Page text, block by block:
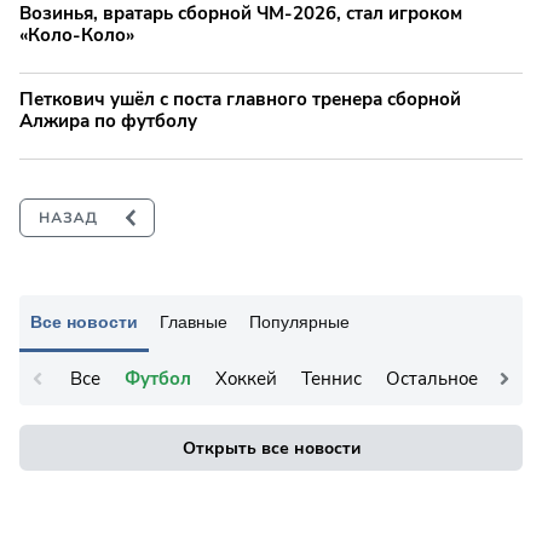
Все новости Главные Популярные
Все Футбол Хоккей Теннис Остальное
Открыть все новости
Возинья, вратарь сборной ЧМ-2026, стал игроком
«Коло-Коло»
Петкович ушёл с поста главного тренера сборной
Алжира по футболу